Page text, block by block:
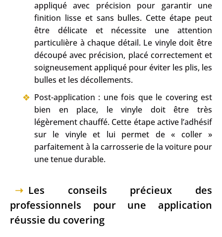
appliqué avec précision pour garantir une
finition lisse et sans bulles. Cette étape peut
être délicate et nécessite une attention
particulière à chaque détail. Le vinyle doit être
découpé avec précision, placé correctement et
soigneusement appliqué pour éviter les plis, les
bulles et les décollements.
Post-application : une fois que le covering est
bien en place, le vinyle doit être très
légèrement chauffé. Cette étape active l’adhésif
sur le vinyle et lui permet de « coller »
parfaitement à la carrosserie de la voiture pour
une tenue durable.
Les conseils précieux des
professionnels pour une application
réussie du covering